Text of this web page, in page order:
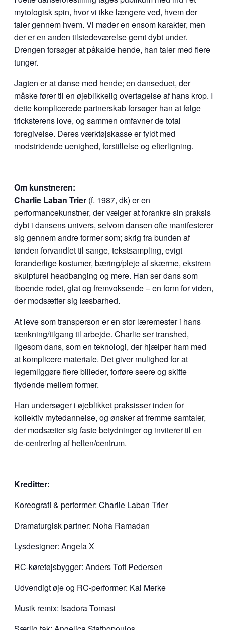
mytologisk spin, hvor vi ikke længere ved, hvem der
taler gennem hvem. Vi møder en ensom karakter, men
der er en anden tilstedeværelse gemt dybt under.
Drengen forsøger at påkalde hende, han taler med flere
tunger.
Jagten er at danse med hende; en danseduet, der
måske fører til en øjeblikkelig overtagelse af hans krop. I
dette komplicerede partnerskab forsøger han at følge
tricksterens love, og sammen omfavner de total
foregivelse. Deres værktøjskasse er fyldt med
modstridende uenighed, forstillelse og efterligning.
Om kunstneren:
Charlie Laban Trier (f. 1987, dk) er en
performancekunstner, der vælger at forankre sin praksis
dybt i dansens univers, selvom dansen ofte manifesterer
sig gennem andre former som; skrig fra bunden af
tønden forvandlet til sange, tekstsampling, evigt
foranderlige kostumer, bæring/pleje af skærme, ekstrem
skulpturel headbanging og mere. Han ser dans som
iboende rodet, glat og fremvoksende – en form for viden,
der modsætter sig læsbarhed.
At leve som transperson er en stor læremester i hans
tænkning/tilgang til arbejde. Charlie ser transhed,
ligesom dans, som en teknologi, der hjælper ham med
at komplicere materiale. Det giver mulighed for at
legemliggøre flere billeder, forføre seere og skifte
flydende mellem former.
Han undersøger i øjeblikket praksisser inden for
kollektiv mytedannelse, og ønsker at fremme samtaler,
der modsætter sig faste betydninger og inviterer til en
de-centrering af helten/centrum.
Kreditter:
Koreografi & performer: Charlie Laban Trier
Dramaturgisk partner: Noha Ramadan
Lysdesigner: Angela X
RC-køretøjsbygger: Anders Toft Pedersen
Udvendigt øje og RC-performer: Kai Merke
Musik remix: Isadora Tomasi